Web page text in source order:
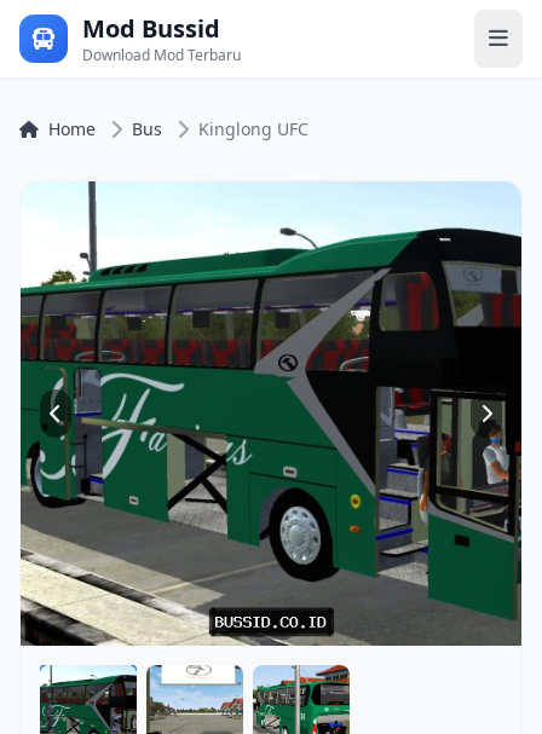
Mod Bussid
Download Mod Terbaru
Home Bus Kinglong UFC